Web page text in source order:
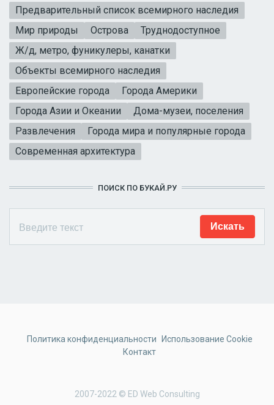
Предварительный список всемирного наследия
Мир природы
Острова
Труднодоступное
Ж/д, метро, фуникулеры, канатки
Объекты всемирного наследия
Европейские города
Города Америки
Города Азии и Океании
Дома-музеи, поселения
Развлечения
Города мира и популярные города
Современная архитектура
ПОИСК ПО БУКАЙ.РУ
2007-2022 © ED Web Consulting
Политика конфиденциальности
Использование Cookie
Контакт